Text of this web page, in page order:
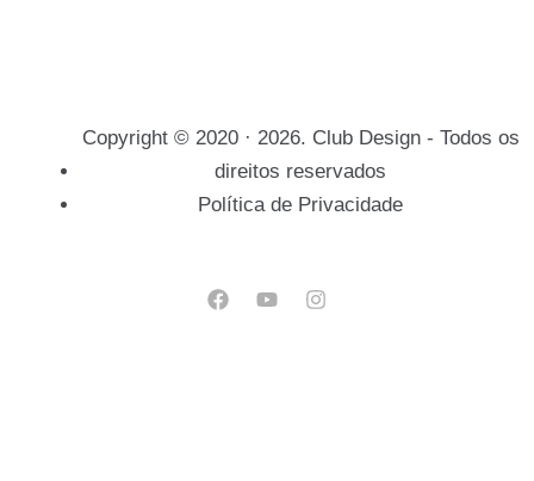
Copyright © 2020 · 2026. Club Design - Todos os
direitos reservados
Política de Privacidade